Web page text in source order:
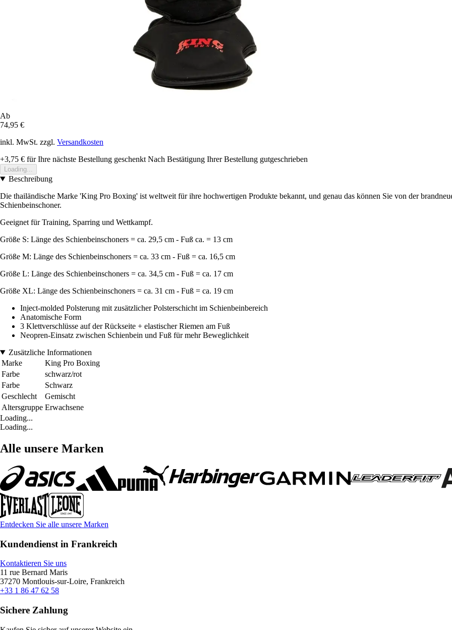
Ab
74,95 €
inkl. MwSt. zzgl. Versandkosten
+3,75 € für Ihre nächste Bestellung geschenkt Nach Bestätigung Ihrer Bestellung gutgeschrieben
Loading...
Beschreibung
Die thailändische Marke 'King Pro Boxing' ist weltweit für ihre hochwertigen Produkte bekannt, und genau das können Sie von der
Schienbeinschoner.
Geeignet für Training, Sparring und Wettkampf.
Größe S: Länge des Schienbeinschoners = ca. 29,5 cm - Fuß ca. = 13 cm
Größe M: Länge des Schienbeinschoners = ca. 33 cm - Fuß = ca. 16,5 cm
Größe L: Länge des Schienbeinschoners = ca. 34,5 cm - Fuß = ca. 17 cm
Größe XL: Länge des Schienbeinschoners = ca. 31 cm - Fuß = ca. 19 cm
Inject-molded Polsterung mit zusätzlicher Polsterschicht im Schienbeinbereich
Anatomische Form
3 Klettverschlüsse auf der Rückseite + elastischer Riemen am Fuß
Neopren-Einsatz zwischen Schienbein und Fuß für mehr Beweglichkeit
Zusätzliche Informationen
Marke
King Pro Boxing
Farbe
schwarz/rot
Farbe
Schwarz
Geschlecht
Gemischt
Altersgruppe Erwachsene
Loading...
Loading...
Alle unsere Marken
Entdecken Sie alle unsere Marken
Kundendienst in Frankreich
Kontaktieren Sie uns
11 rue Bernard Maris
37270 Montlouis-sur-Loire, Frankreich
+33 1 86 47 62 58
Sichere Zahlung